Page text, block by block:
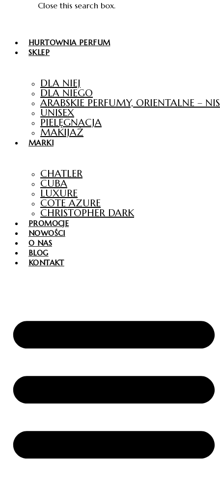
HURTOWNIA PERFUM
SKLEP
DLA NIEJ
DLA NIEGO
ARABSKIE PERFUMY, ORIENTALNE –
UNISEX
PIELĘGNACJA
MAKIJAŻ
MARKI
CHATLER
CUBA
LUXURE
COTE AZURE
CHRISTOPHER DARK
PROMOCJE
NOWOŚCI
O NAS
BLOG
KONTAKT
Close this search box.